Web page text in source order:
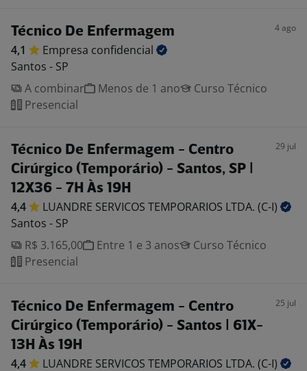
Técnico De Enfermagem 4 ago
4,1 Empresa confidencial
Santos - SP
A combinar
Menos de 1 ano
Curso Técnico
Presencial
Técnico De Enfermagem - Centro
Cirúrgico (Temporário) - Santos, SP |
12X36 - 7H Às 19H
29 jul
4,4 LUANDRE SERVICOS TEMPORARIOS LTDA. (C-I)
Santos - SP
R$ 3.165,00
Entre 1 e 3 anos
Curso Técnico
Presencial
Técnico De Enfermagem - Centro
Cirúrgico (Temporário) - Santos | 61X-
13H Às 19H
25 jul
4,4 LUANDRE SERVICOS TEMPORARIOS LTDA. (C-I)